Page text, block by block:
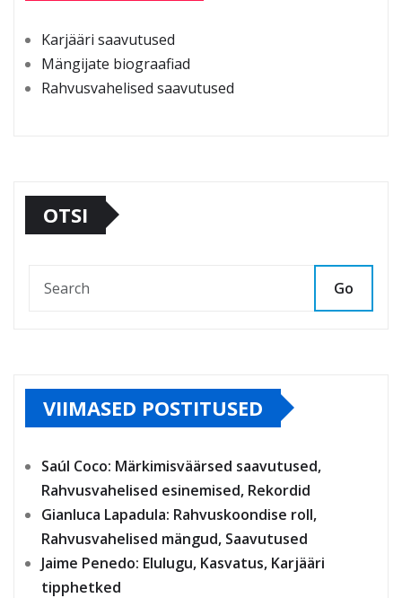
Karjääri saavutused
Mängijate biograafiad
Rahvusvahelised saavutused
OTSI
Go
VIIMASED POSTITUSED
Saúl Coco: Märkimisväärsed saavutused,
Rahvusvahelised esinemised, Rekordid
Gianluca Lapadula: Rahvuskoondise roll,
Rahvusvahelised mängud, Saavutused
Jaime Penedo: Elulugu, Kasvatus, Karjääri
tipphetked